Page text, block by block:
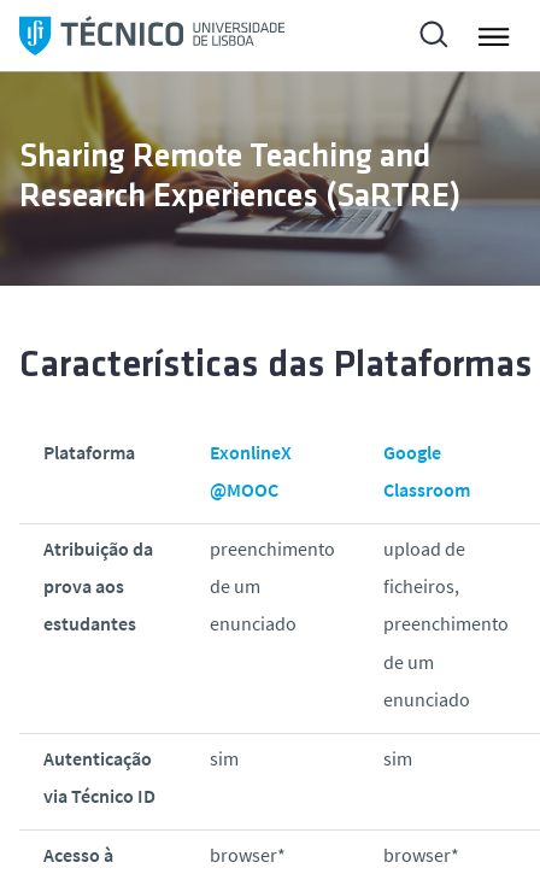
l
p
a
Sharing Remote Teaching and
Research Experiences (SaRTRE)
Características das Plataformas
Plataforma
ExonlineX
@MOOC
Google
Classroom
Atribuição da
prova aos
estudantes
preenchimento
de um
enunciado
upload de
ficheiros,
preenchimento
de um
enunciado
Autenticação
via Técnico ID
sim sim
Acesso à
browser* browser*